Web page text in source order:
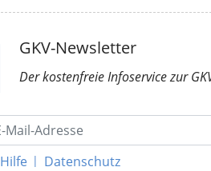
GKV-Newsletter
Der kostenfreie Infoservicezur
Hilfe | Datenschutz